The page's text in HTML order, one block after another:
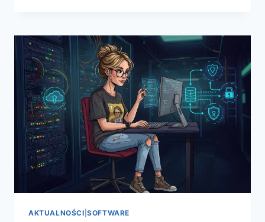
PWM
PST
SERII
2025
–
REWOLUCJA
W
CHŁODZENIU
PC
Z
NISKIM
HAŁASEM
I
AIRFLOW
AKTUALNOŚCI |SOFTWARE